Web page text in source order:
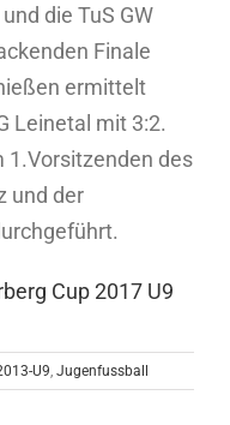
die TuS GW
Finale
ermittelt
Leinetal mit 3:2.
1.Vorsitzenden des
und der
Cup 2017 U9
U9, Jugenfussball